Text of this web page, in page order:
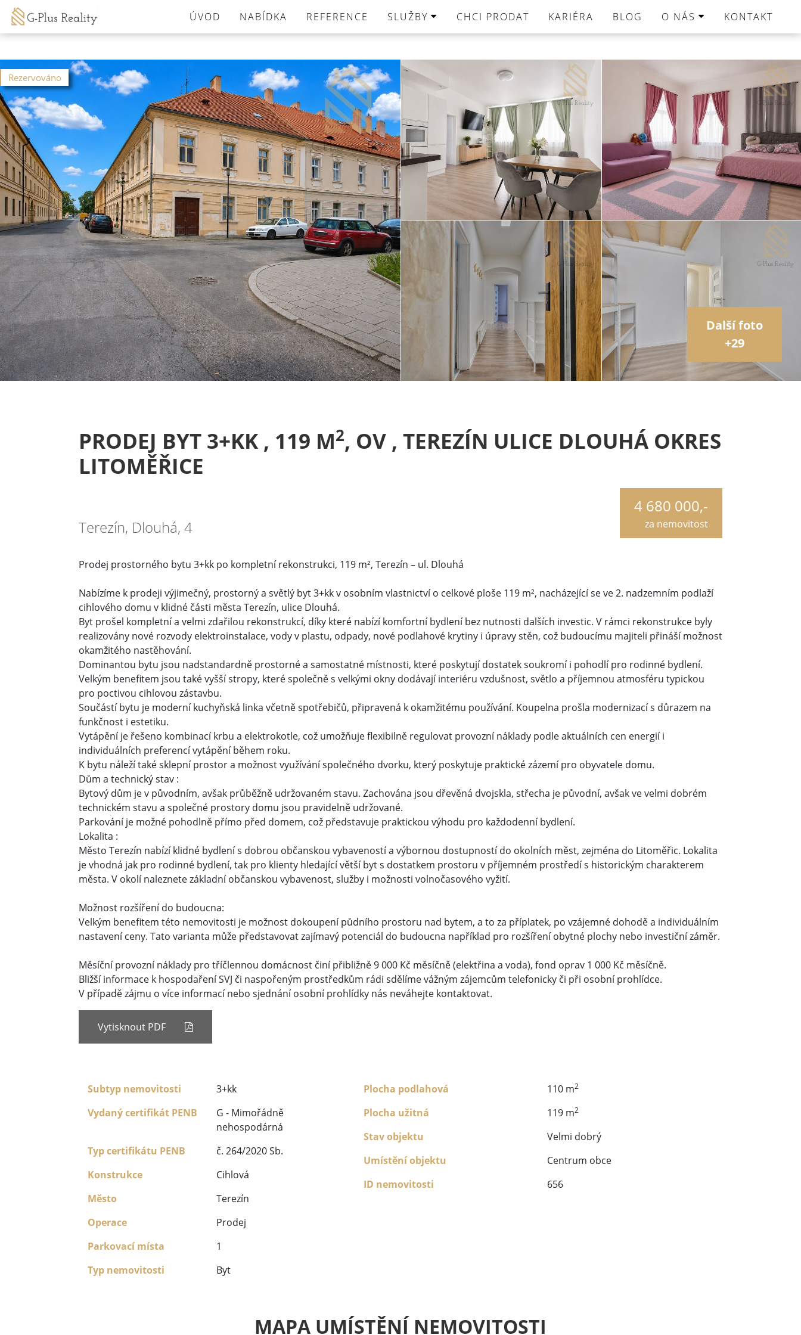
ÚVOD NABÍDKA REFERENCE SLUŽBY CHCI PRODAT KARIÉRA BLOG O NÁS KONTAKT
Rezervováno
Další foto
+29
PRODEJ BYT 3+KK , 119 M2, OV , TEREZÍN ULICE DLOUHÁ OKRES
LITOMĚŘICE
Terezín, Dlouhá, 4
4 680 000,-
za nemovitost
Prodej prostorného bytu 3+kk po kompletní rekonstrukci, 119 m², Terezín – ul. Dlouhá
Nabízíme k prodeji výjimečný, prostorný a světlý byt 3+kk v osobním vlastnictví o celkové ploše 119 m², nacházející se ve 2. nadzemním podlaží
cihlového domu v klidné části města Terezín, ulice Dlouhá.
Byt prošel kompletní a velmi zdařilou rekonstrukcí, díky které nabízí komfortní bydlení bez nutnosti dalších investic. V rámci rekonstrukce byly
realizovány nové rozvody elektroinstalace, vody v plastu, odpady, nové podlahové krytiny i úpravy stěn, což budoucímu majiteli přináší možnost
okamžitého nastěhování.
Dominantou bytu jsou nadstandardně prostorné a samostatné místnosti, které poskytují dostatek soukromí i pohodlí pro rodinné bydlení.
Velkým benefitem jsou také vyšší stropy, které společně s velkými okny dodávají interiéru vzdušnost, světlo a příjemnou atmosféru typickou
pro poctivou cihlovou zástavbu.
Součástí bytu je moderní kuchyňská linka včetně spotřebičů, připravená k okamžitému používání. Koupelna prošla modernizací s důrazem na
funkčnost i estetiku.
Vytápění je řešeno kombinací krbu a elektrokotle, což umožňuje flexibilně regulovat provozní náklady podle aktuálních cen energií i
individuálních preferencí vytápění během roku.
K bytu náleží také sklepní prostor a možnost využívání společného dvorku, který poskytuje praktické zázemí pro obyvatele domu.
Dům a technický stav :
Bytový dům je v původním, avšak průběžně udržovaném stavu. Zachována jsou dřevěná dvojskla, střecha je původní, avšak ve velmi dobrém
technickém stavu a společné prostory domu jsou pravidelně udržované.
Parkování je možné pohodlně přímo před domem, což představuje praktickou výhodu pro každodenní bydlení.
Lokalita :
Město Terezín nabízí klidné bydlení s dobrou občanskou vybaveností a výbornou dostupností do okolních měst, zejména do Litoměřic. Lokalita
je vhodná jak pro rodinné bydlení, tak pro klienty hledající větší byt s dostatkem prostoru v příjemném prostředí s historickým charakterem
města. V okolí naleznete základní občanskou vybavenost, služby i možnosti volnočasového vyžití.
Možnost rozšíření do budoucna:
Velkým benefitem této nemovitosti je možnost dokoupení půdního prostoru nad bytem, a to za příplatek, po vzájemné dohodě a individuálním
nastavení ceny. Tato varianta může představovat zajímavý potenciál do budoucna například pro rozšíření obytné plochy nebo investiční záměr.
Měsíční provozní náklady pro tříčlennou domácnost činí přibližně 9 000 Kč měsíčně (elektřina a voda), fond oprav 1 000 Kč měsíčně.
Bližší informace k hospodaření SVJ či naspořeným prostředkům rádi sdělíme vážným zájemcům telefonicky či při osobní prohlídce.
V případě zájmu o více informací nebo sjednání osobní prohlídky nás neváhejte kontaktovat.
Vytisknout PDF
Subtyp nemovitosti
3+kk
Vydaný certifikát PENB
G - Mimořádně
nehospodárná
Typ certifikátu PENB
č. 264/2020 Sb.
Konstrukce
Cihlová
Město
Terezín
Operace
Prodej
Parkovací místa
1
Typ nemovitosti
Byt
Plocha podlahová 110 m2
Plocha užitná 119 m2
Stav objektu
Velmi dobrý
Umístění objektu
Centrum obce
ID nemovitosti
656
MAPA UMÍSTĚNÍ NEMOVITOSTI